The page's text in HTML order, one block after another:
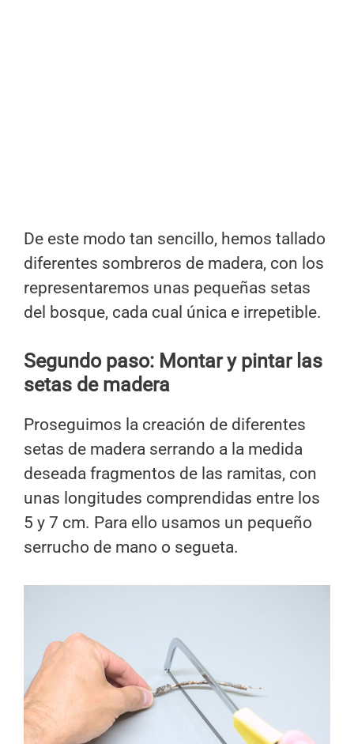
De este modo tan sencillo, hemos tallado
diferentes sombreros de madera, con los
representaremos unas pequeñas setas
del bosque, cada cual única e irrepetible.
Segundo paso: Montar y pintar las
setas de madera
Proseguimos la creación de diferentes
setas de madera serrando a la medida
deseada fragmentos de las ramitas, con
unas longitudes comprendidas entre los
5 y 7 cm. Para ello usamos un pequeño
serrucho de mano o segueta.